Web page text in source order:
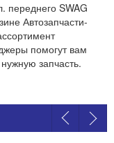
переднего SWAG
Автозапчасти-
помогут вам
запчасть.